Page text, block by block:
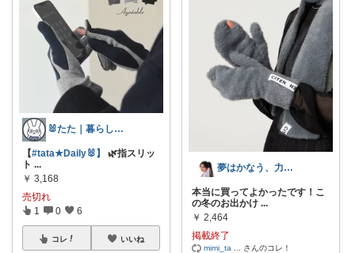
🐰たた｜暮らしと子育て
【#tata★Daily🐰】
🌿指スリッ
ト ...
￥ 3,168
売切れ
1 0 6
コレ いいね
夢はかなう、力づくで叶えまくる！
本当に買ってよかったです！こ
の冬のお出かけ ...
￥ 2,464
掲載終了
mimi_ta さんのコレ！